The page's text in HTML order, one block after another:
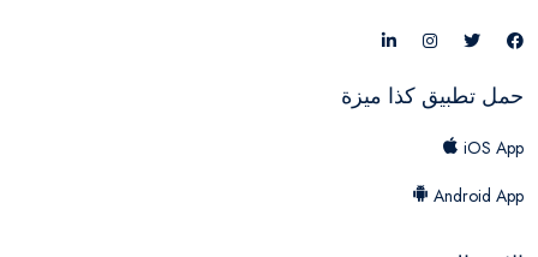
حمل تطبيق كذا ميزة
iOS App
Android App